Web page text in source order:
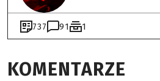
737 91 1
KOMENTARZE